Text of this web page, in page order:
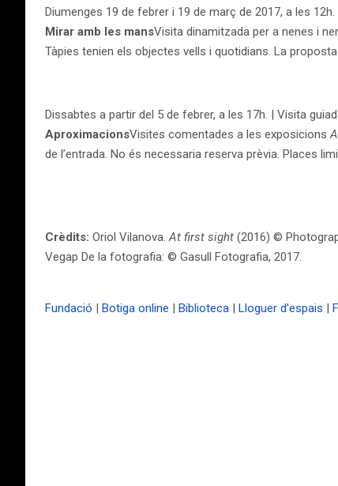
Diumenges 19 de febrer i 19 de març de 2017, a les
Mirar amb les mansVisita dinamitzada per a nenes i
Tàpies tenien els objectes vells i quotidians. La
Dissabtes a partir del 5 de febrer, a les 17h. | Visita
AproximacionsVisites comentades a les exposicions
de l’entrada. No és necessaria reserva prèvia. Places
Crèdits: Oriol Vilanova.At first sight (2016) ©
Vegap De la fotografia: © Gasull Fotografia, 2017.
Fundació | Botiga online | Biblioteca | Lloguer d’espais |